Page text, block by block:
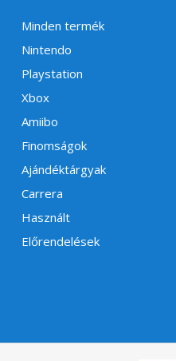
Minden termék
Nintendo
Playstation
Xbox
Amiibo
Finomságok
Ajándéktárgyak
Carrera
Használt
Előrendelések